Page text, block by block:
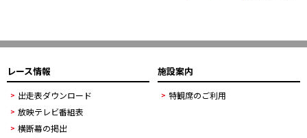
レース情報
出走表ダウンロード
放映テレビ番組表
横断幕の掲出
施設案内
特観席のご利用